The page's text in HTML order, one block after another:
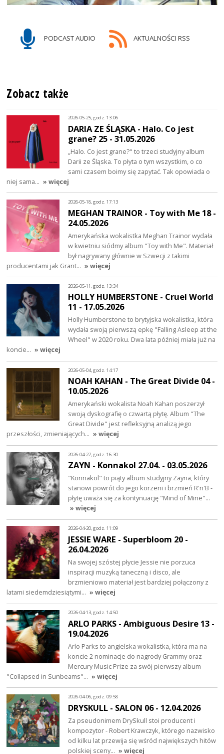
PODCAST AUDIO AKTUALNOŚCI RSS
Zobacz także
2026-05-25, godz. 13:06
DARIA ZE ŚLĄSKA - Halo. Co jest
grane? 25 - 31.05.2026
„Halo. Co jest grane?" to trzeci studyjny album
Darii ze Śląska. To płyta o tym wszystkim, o co
sami czasem boimy się zapytać. Tak opowiada o
niej sama… » więcej
2026-05-18, godz. 17:13
MEGHAN TRAINOR - Toy with Me 18 -
24.05.2026
Amerykańska wokalistka Meghan Trainor wydała
w kwietniu siódmy album "Toy with Me". Materiał
był nagrywany głównie w Szwecji z takimi
producentami jak Grant… » więcej
2026-05-11, godz. 13:34
HOLLY HUMBERSTONE - Cruel World
11 - 17.05.2026
Holly Humberstone to brytyjska wokalistka, która
wydała swoją pierwszą epkę "Falling Asleep at the
Wheel" w 2020 roku. Dwa lata później miała już na
koncie… » więcej
2026-05-04, godz. 14:17
NOAH KAHAN - The Great Divide 04 -
10.05.2026
Amerykański wokalista Noah Kahan poszerzył
swoją dyskografię o czwartą płytę. Album "The
Great Divide" jest refleksyjną analizą jego
przeszłości, zmieniających… » więcej
2026-04-27, godz. 16:30
ZAYN - Konnakol 27.04. - 03.05.2026
"Konnakol" to piąty album studyjny Zayna, który
stanowi powrót do jego korzeni i brzmień R'n'B -
płytę uważa się za kontynuację "Mind of Mine"…
» więcej
2026-04-20, godz. 11:09
JESSIE WARE - Superbloom 20 -
26.04.2026
Na swojej szóstej płycie Jessie nie porzuca
inspiracji muzyką taneczną i disco, ale
brzmieniowo materiał jest bardziej połączony z
latami siedemdziesiątymi… » więcej
2026-04-13, godz. 14:50
ARLO PARKS - Ambiguous Desire 13 -
19.04.2026
Arlo Parks to angielska wokalistka, która ma na
koncie 2 nominacje do nagrody Grammy oraz
Mercury Music Prize za swój pierwszy album
"Collapsed in Sunbeams"… » więcej
2026-04-06, godz. 09:58
DRYSKULL - SALON 06 - 12.04.2026
Za pseudonimem DrySkull stoi producent i
kompozytor - Robert Krawczyk, którego nazwisko
od kilku lat przewija się wśród największych hitów
polskiej sceny… » więcej